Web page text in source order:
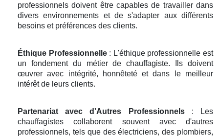
professionnels doivent être capables de travailler dans
divers environnements et de s'adapter aux différents
besoins et préférences des clients.
Éthique Professionnelle: L'éthique professionnelle est
un fondement du métier de chauffagiste. Ils doivent
œuvrer avec intégrité, honnêteté et dans le meilleur
intérêt de leurs clients.
Partenariat avec d'Autres Professionnels: Les
chauffagistes collaborent souvent avec d'autres
professionnels, tels que des électriciens, des plombiers,